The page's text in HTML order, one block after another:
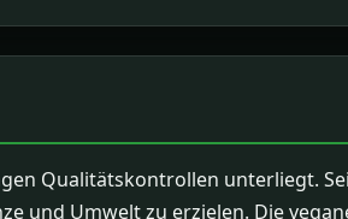
Qualitätskontrollen unterliegt.
und Umwelt zu erzielen. Die